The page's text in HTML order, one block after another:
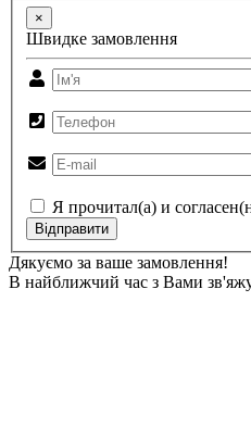
×
Швидке замовлення
Я прочитал(а) и
Відправити
Дякуємо за ваше замовлення!
В найближчий час з Вами